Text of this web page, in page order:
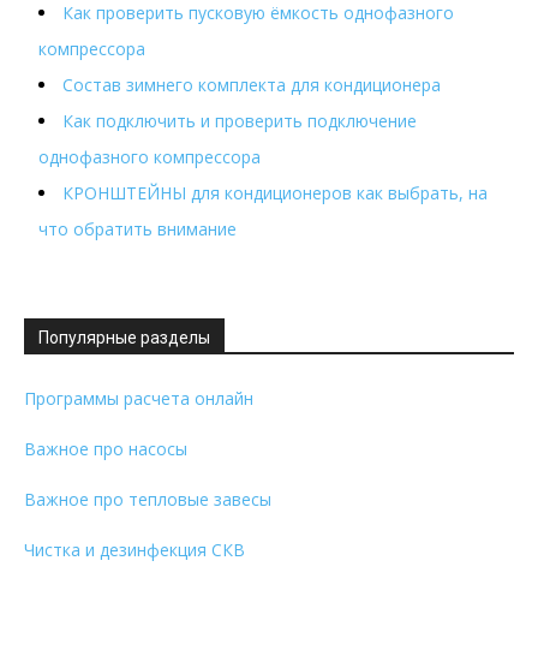
Как проверить пусковую ёмкость однофазного
компрессора
Состав зимнего комплекта для кондиционера
Как подключить и проверить подключение
однофазного компрессора
КРОНШТЕЙНЫ для кондиционеров как выбрать, на
что обратить внимание
Популярные разделы
Программы расчета онлайн
Важное про насосы
Важное про тепловые завесы
Чистка и дезинфекция СКВ